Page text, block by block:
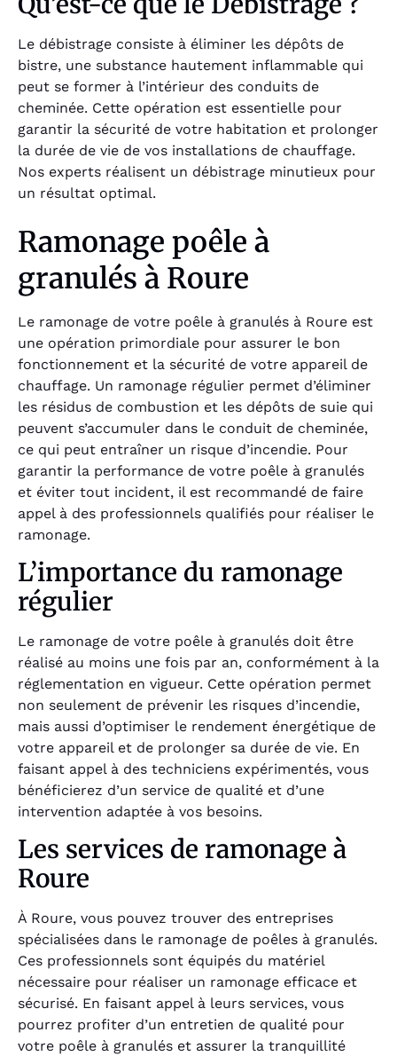
Le débistrage consiste à éliminer les dépôts de
bistre, une substance hautement inflammable qui
peut se former à l’intérieur des conduits de
cheminée. Cette opération est essentielle pour
garantir la sécurité de votre habitation et prolonger
la durée de vie de vos installations de chauffage.
Nos experts réalisent un débistrage minutieux pour
un résultat optimal.
Ramonage poêle à
granulés à Roure
Le ramonage de votre poêle à granulés à Roure est
une opération primordiale pour assurer le bon
fonctionnement et la sécurité de votre appareil de
chauffage. Un ramonage régulier permet d’éliminer
les résidus de combustion et les dépôts de suie qui
peuvent s’accumuler dans le conduit de cheminée,
ce qui peut entraîner un risque d’incendie. Pour
garantir la performance de votre poêle à granulés
et éviter tout incident, il est recommandé de faire
appel à des professionnels qualifiés pour réaliser le
ramonage.
L’importance du ramonage
régulier
Le ramonage de votre poêle à granulés doit être
réalisé au moins une fois par an, conformément à la
réglementation en vigueur. Cette opération permet
non seulement de prévenir les risques d’incendie,
mais aussi d’optimiser le rendement énergétique de
votre appareil et de prolonger sa durée de vie. En
faisant appel à des techniciens expérimentés, vous
bénéficierez d’un service de qualité et d’une
intervention adaptée à vos besoins.
Les services de ramonage à
Roure
À Roure, vous pouvez trouver des entreprises
spécialisées dans le ramonage de poêles à granulés.
Ces professionnels sont équipés du matériel
nécessaire pour réaliser un ramonage efficace et
sécurisé. En faisant appel à leurs services, vous
pourrez profiter d’un entretien de qualité pour
votre poêle à granulés et assurer la tranquillité